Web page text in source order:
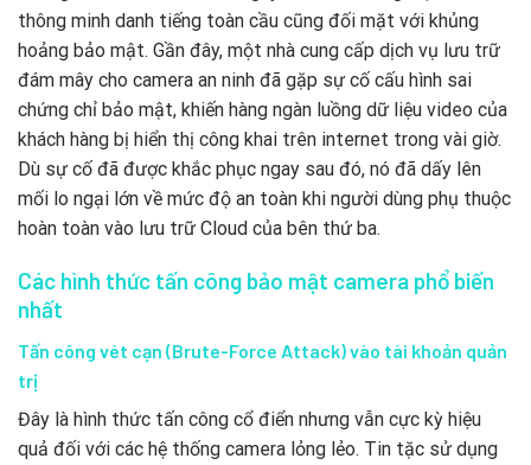
thông minh danh tiếng toàn cầu cũng đối mặt với khủng
hoảng bảo mật. Gần đây, một nhà cung cấp dịch vụ lưu trữ
đám mây cho camera an ninh đã gặp sự cố cấu hình sai
chứng chỉ bảo mật, khiến hàng ngàn luồng dữ liệu video của
khách hàng bị hiển thị công khai trên internet trong vài giờ.
Dù sự cố đã được khắc phục ngay sau đó, nó đã dấy lên
mối lo ngại lớn về mức độ an toàn khi người dùng phụ thuộc
hoàn toàn vào lưu trữ Cloud của bên thứ ba.
Các hình thức tấn công bảo mật camera phổ biến
nhất
Tấn công vét cạn (Brute-Force Attack) vào tài khoản quản
trị
Đây là hình thức tấn công cổ điển nhưng vẫn cực kỳ hiệu
quả đối với các hệ thống camera lỏng lẻo. Tin tặc sử dụng